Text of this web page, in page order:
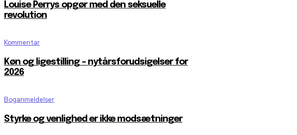
Louise Perrys opgør med den seksuelle
revolution
Kommentar
Køn og ligestilling – nytårsforudsigelser for
2026
Boganmeldelser
Styrke og venlighed er ikke modsætninger